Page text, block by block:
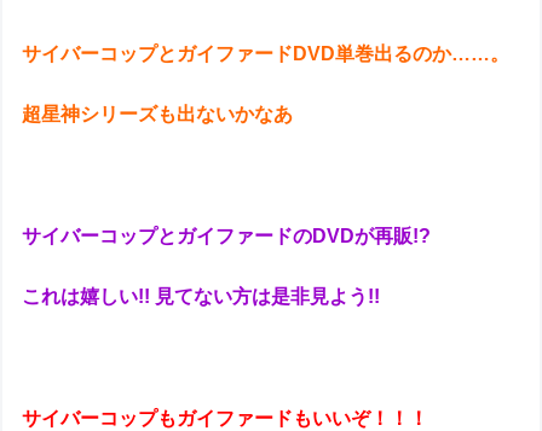
サイバーコップとガイファードDVD単巻出るのか……。
超星神シリーズも出ないかなあ
サイバーコップとガイファードのDVDが再販!?
これは嬉しい!! 見てない方は是非見よう!!
サイバーコップもガイファードもいいぞ！！！